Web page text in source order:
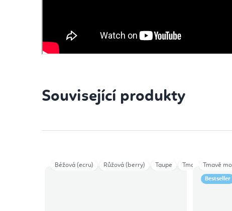
Související produkty
Béžová (ecru) Růžová (berry) Taupe Tmavě červená
Bestseller
Tmavě